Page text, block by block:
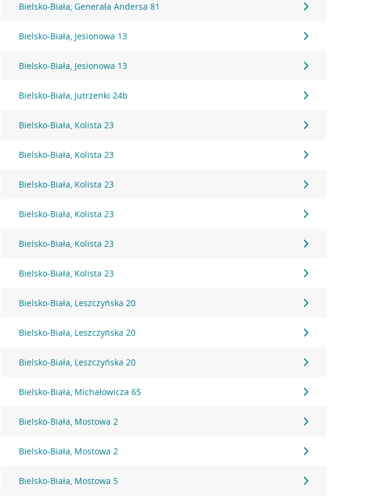
Bielsko-Biała, Generała Andersa 81
Bielsko-Biała, Jesionowa 13
Bielsko-Biała, Jesionowa 13
Bielsko-Biała, Jutrzenki 24b
Bielsko-Biała, Kolista 23
Bielsko-Biała, Kolista 23
Bielsko-Biała, Kolista 23
Bielsko-Biała, Kolista 23
Bielsko-Biała, Kolista 23
Bielsko-Biała, Kolista 23
Bielsko-Biała, Leszczyńska 20
Bielsko-Biała, Leszczyńska 20
Bielsko-Biała, Leszczyńska 20
Bielsko-Biała, Michałowicza 65
Bielsko-Biała, Mostowa 2
Bielsko-Biała, Mostowa 2
Bielsko-Biała, Mostowa 5